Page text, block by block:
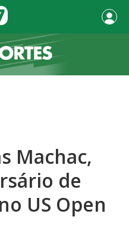
Machac,
de
US Open